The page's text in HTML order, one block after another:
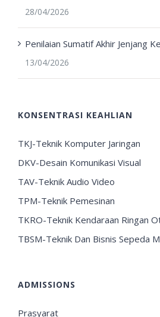
28/04/2026
Penilaian Sumatif Akhir Jenjang
13/04/2026
KONSENTRASI KEAHLIAN
TKJ-Teknik Komputer Jaringan
DKV-Desain Komunikasi Visual
TAV-Teknik Audio Video
TPM-Teknik Pemesinan
TKRO-Teknik Kendaraan Ringan
TBSM-Teknik Dan Bisnis Sepeda
ADMISSIONS
Prasyarat